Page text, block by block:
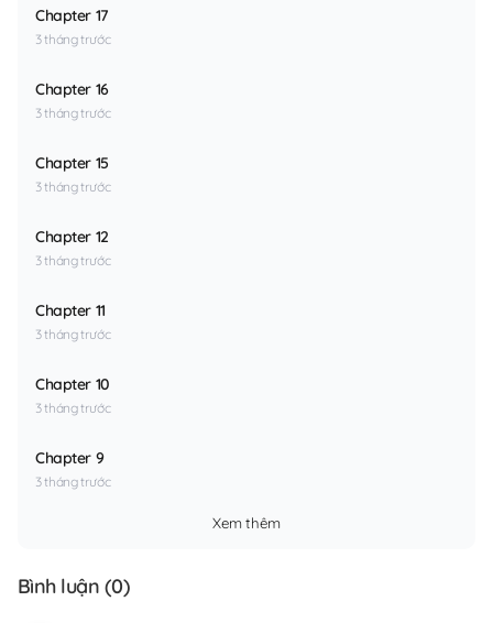
Chapter 17
3 tháng trước
Chapter 16
3 tháng trước
Chapter 15
3 tháng trước
Chapter 12
3 tháng trước
Chapter 11
3 tháng trước
Chapter 10
3 tháng trước
Chapter 9
3 tháng trước
Xem thêm
Bình luận (0)